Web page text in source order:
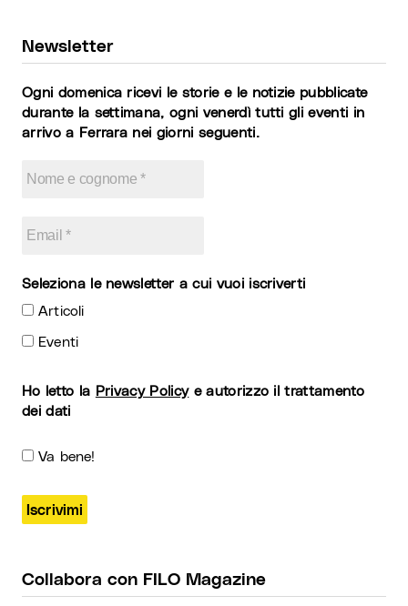
Newsletter
Ogni domenica ricevi le storie e le notizie pubblicate
durante la settimana, ogni venerdì tutti gli eventi in
arrivo a Ferrara nei giorni seguenti.
Seleziona le newsletter a cui vuoi iscriverti
Articoli
Eventi
Ho letto la Privacy Policye autorizzo il trattamento
dei dati
Va bene!
Collabora con FILO Magazine